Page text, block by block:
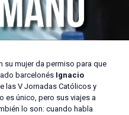
su mujer da permiso para que
barcelonés Ignacio
las V Jornadas Católicos y
es único, pero sus viajes a
lo son: cuando habla